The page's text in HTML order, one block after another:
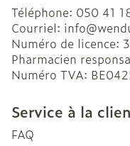
Téléphone: 050 41
Courriel: info@
Numéro de licence:
Pharmacien
Numéro TVA:
Service à la
FAQ